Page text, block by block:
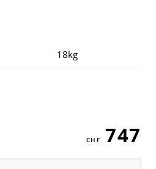
18kg
747